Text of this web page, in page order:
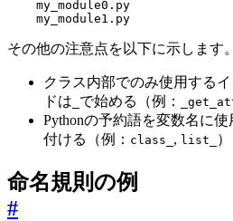
    my_module1.py
その他の注意点を以下に示します。
クラス内部でのみ使用する
ドは で始める（例：
Pythonの予約語を変数名に
付ける（例： class_ , list_ ）
命名規則の例
#